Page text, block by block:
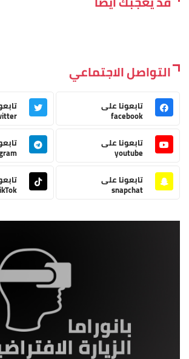
التواصل الاجتماعي
تابعونا على
facebook
تابعونا على
youtube
تابعونا على
snapchat